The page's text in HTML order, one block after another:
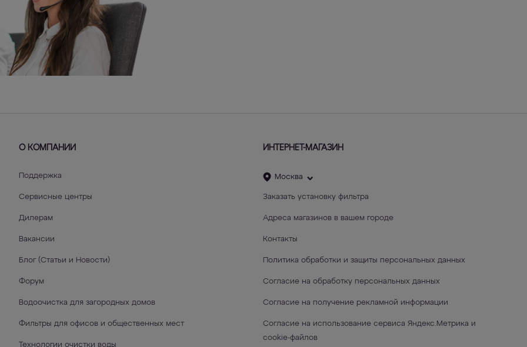
О КОМПАНИИ
Поддержка
Сервисные центры
Дилерам
Вакансии
Блог (Статьи и Новости)
Форум
Водоочистка для загородных домов
Фильтры для офисов и общественных мест
Технологии очистки воды
ИНТЕРНЕТ-МАГАЗИН
Москва
Заказать установку фильтра
Адреса магазинов в вашем городе
Контакты
Политика обработки и защиты персональных данных
Согласие на обработку персональных данных
Согласие на получение рекламной информации
Согласие на использование сервиса Яндекс.Метрика и
cookie-файлов